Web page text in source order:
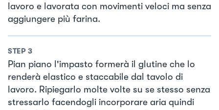
lavoro e lavorata con movimenti veloci ma senza
aggiungere più farina.
STEP 3
Pian piano l'impasto formerà il glutine che lo
renderà elastico e staccabile dal tavolo di
lavoro. Ripiegarlo molte volte su se stesso senza
stressarlo facendogli incorporare aria quindi